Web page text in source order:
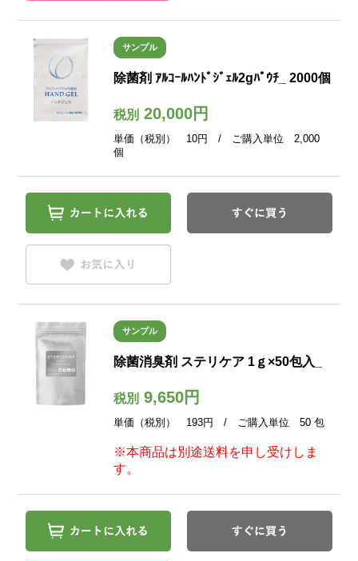
サンプル
除菌剤 ｱﾙｺｰﾙﾊﾝﾄﾞｼﾞｪﾙ2gﾊﾟｳﾁ_ 2000個
税別20,000円
単価（税別） 10円 / ご購入単位 2,000
個
サンプル
除菌消臭剤 ステリケア 1ｇ×50包入_
税別9,650円
単価（税別） 193円 / ご購入単位 50 包
※本商品は別途送料を申し受けしま
す。